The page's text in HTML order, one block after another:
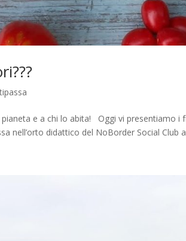
e a chi lo abita! Oggi vi presentiamo i
nell’orto didattico del NoBorder Social Club